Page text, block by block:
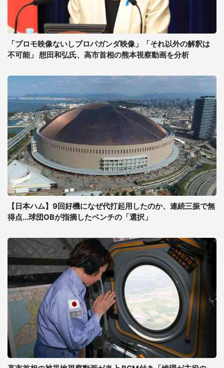
「プロモ映像ないしプロパガンダ映像」「それ以外の解釈は
不可能」 想田和弘氏、高市首相の熊本視察動画を分析
【日本ハム】9回好機になぜ代打起用したのか、連続三振で無
得点...球団OBが指摘したベンチの「選択」